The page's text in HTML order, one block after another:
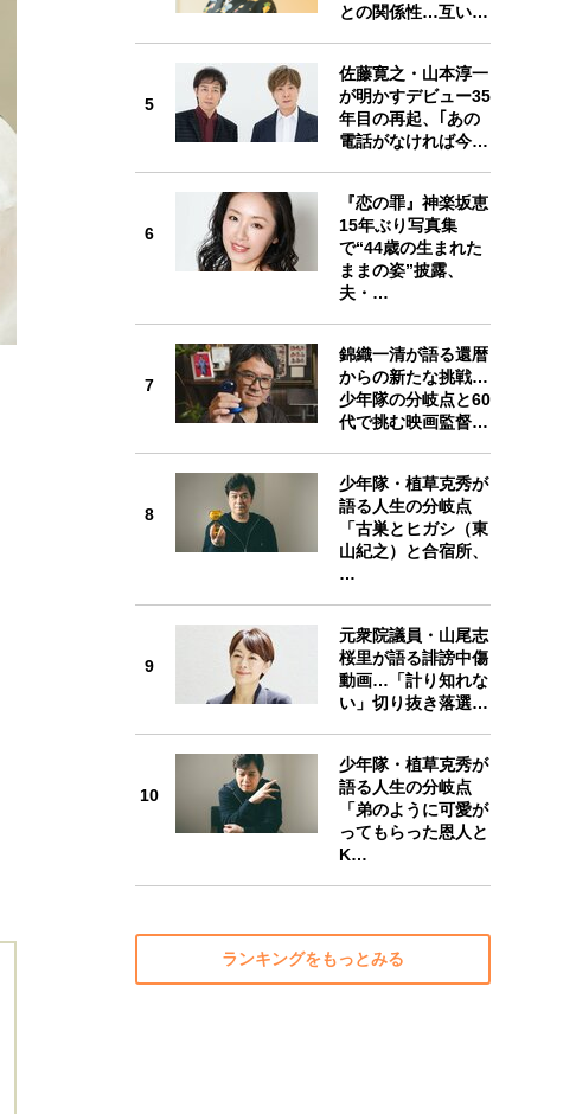
との関係性…互い…
5
佐藤寛之・山本淳一
が明かすデビュー35
年目の再起、｢あの
電話がなければ今…
6
『恋の罪』神楽坂恵
15年ぶり写真集
で“44歳の生まれた
ままの姿”披露、
夫・…
7
錦織一清が語る還暦
からの新たな挑戦…
少年隊の分岐点と60
代で挑む映画監督…
8
少年隊・植草克秀が
語る人生の分岐点
「古巣とヒガシ（東
山紀之）と合宿所、
…
9
元衆院議員・山尾志
桜里が語る誹謗中傷
動画…「計り知れな
い」切り抜き落選…
10
少年隊・植草克秀が
語る人生の分岐点
「弟のように可愛が
ってもらった恩人と
K…
ランキングをもっとみる